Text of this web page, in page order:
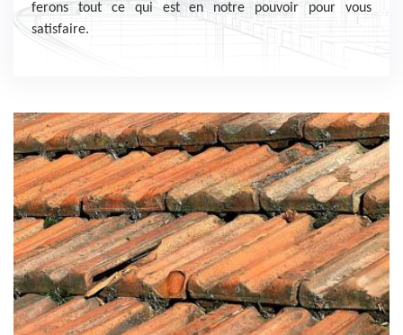
ferons tout ce qui est en notre pouvoir pour vous
satisfaire.